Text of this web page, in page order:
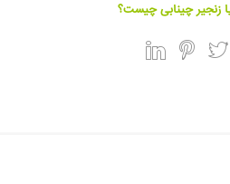
زنجیر چینابی چیست؟